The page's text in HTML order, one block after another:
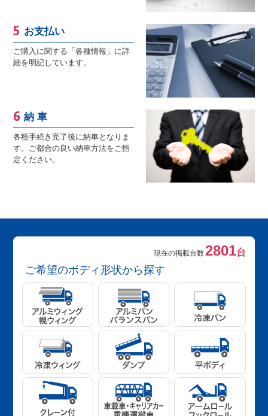
お支払い
ご購入に関する「各種情報」に詳
細を明記しています。
納 車
各種手続き完了後に納車となりま
す。ご都合の良い納車方法をご指
定ください。
現在の掲載台数2801台
ご希望のボディ形状から探す